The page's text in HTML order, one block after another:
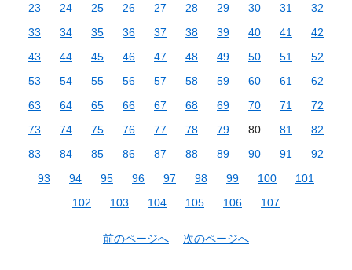
23
24 25 26 27 28 29 30 31
32
33
34 35 36 37 38 39 40 41
42
43
44 45 46 47 48 49 50 51
52
53
54 55 56 57 58 59 60 61
62
63
64 65 66 67 68 69 70 71
72
73
74 75 76 77 78 79 80 81
82
83
84 85 86 87 88 89 90 91
92
93
94 95 96 97 98 99 100
101
102
103 104 105 106 107
前のページへ 次のページへ